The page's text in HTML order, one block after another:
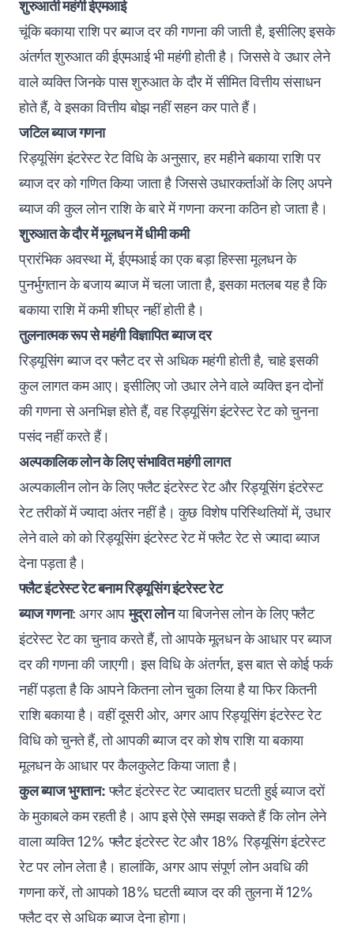
शुरुआती महंगी ईएमआई
चूंकि बकाया राशि पर ब्याज दर की गणना की जाती है, इसीलिए इसके
अंतर्गत शुरुआत की ईएमआई भी महंगी होती है। जिससे वे उधार लेने
वाले व्यक्ति जिनके पास शुरुआत के दौर में सीमित वित्तीय संसाधन
होते हैं, वे इसका वित्तीय बोझ नहीं सहन कर पाते हैं।
जटिल ब्याज गणना
रिड्यूसिंग इंटरेस्ट रेट विधि के अनुसार, हर महीने बकाया राशि पर
ब्याज दर को गणित किया जाता है जिससे उधारकर्ताओं के लिए अपने
ब्याज की कुल लोन राशि के बारे में गणना करना कठिन हो जाता है।
शुरुआत के दौर में मूलधन में धीमी कमी
प्रारंभिक अवस्था में, ईएमआई का एक बड़ा हिस्सा मूलधन के
पुनर्भुगतान के बजाय ब्याज में चला जाता है, इसका मतलब यह है कि
बकाया राशि में कमी शीघ्र नहीं होती है।
तुलनात्मक रूप से महंगी विज्ञापित ब्याज दर
रिड्यूसिंग ब्याज दर फ्लैट दर से अधिक महंगी होती है, चाहे इसकी
कुल लागत कम आए। इसीलिए जो उधार लेने वाले व्यक्ति इन दोनों
की गणना से अनभिज्ञ होते हैं, वह रिड्यूसिंग इंटरेस्ट रेट को चुनना
पसंद नहीं करते हैं।
अल्पकालिक लोन के लिए संभावित महंगी लागत
अल्पकालीन लोन के लिए फ्लैट इंटरेस्ट रेट और रिड्यूसिंग इंटरेस्ट
रेट तरीकों में ज्यादा अंतर नहीं है। कुछ विशेष परिस्थितियों में, उधार
लेने वाले को को रिड्यूसिंग इंटरेस्ट रेट में फ्लैट रेट से ज्यादा ब्याज
देना पड़ता है।
फ्लैट इंटरेस्ट रेट बनाम रिड्यूसिंग इंटरेस्ट रेट
ब्याज गणना: अगर आपमुद्रा लोनया बिजनेस लोन के लिए फ्लैट
इंटरेस्ट रेट का चुनाव करते हैं, तो आपके मूलधन के आधार पर ब्याज
दर की गणना की जाएगी। इस विधि के अंतर्गत, इस बात से कोई फर्क
नहीं पड़ता है कि आपने कितना लोन चुका लिया है या फिर कितनी
राशि बकाया है। वहीं दूसरी ओर, अगर आप रिड्यूसिंग इंटरेस्ट रेट
विधि को चुनते हैं, तो आपकी ब्याज दर को शेष राशि या बकाया
मूलधन के आधार पर कैलकुलेट किया जाता है‌।
कुल ब्याज भुगतान:फ्लैट इंटरेस्ट रेट ज्यादातर घटती हुई ब्याज दरों
के मुकाबले कम रहती है। आप इसे ऐसे समझ सकते हैं कि लोन लेने
वाला व्यक्ति 12% फ्लैट इंटरेस्ट रेट और 18% रिड्यूसिंग इंटरेस्ट
रेट पर लोन लेता है। हालांकि, अगर आप संपूर्ण लोन अवधि की
गणना करें, तो आपको 18% घटती ब्याज दर की तुलना में 12%
फ्लैट दर से अधिक ब्याज देना होगा।